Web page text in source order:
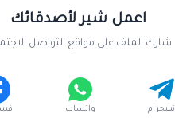
اعمل شير لأصدقائك
شارك الملف على مواقع التواصل
تيليجرام واتساب